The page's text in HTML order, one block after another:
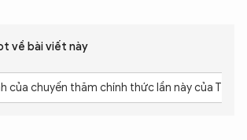
về bài viết này
của chuyến thăm chính thức lần này của Thủ